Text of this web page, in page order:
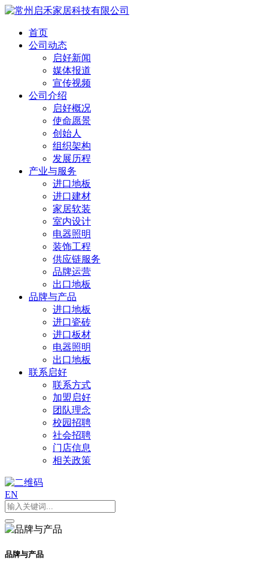
首页
公司动态
启好新闻
媒体报道
宣传视频
公司介绍
启好概况
使命愿景
创始人
组织架构
发展历程
产业与服务
进口地板
进口建材
家居软装
室内设计
电器照明
装饰工程
供应链服务
品牌运营
出口地板
品牌与产品
进口地板
进口瓷砖
进口板材
电器照明
出口地板
联系启好
联系方式
加盟启好
团队理念
校园招聘
社会招聘
门店信息
相关政策
EN
品牌与产品